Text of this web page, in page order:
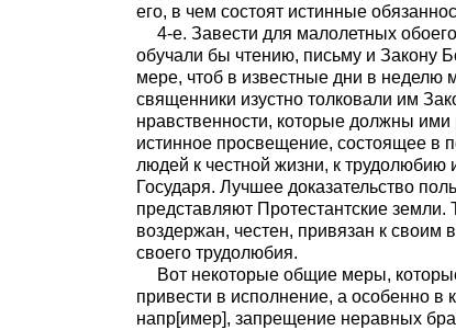
его, в чем состоят истинные
4-е. Завести для малолетных
обучали бы чтению, письму и Закону
мере, чтоб в известные дни в неделю
священники изустно толковали им
нравственности, которые должны
истинное просвещение, состоящее в
людей к честной жизни, к трудолюбию
Государя. Лучшее доказательство
представляют Протестантские земли.
воздержан, честен, привязан к своим
своего трудолюбия.
Вот некоторые общие меры,
привести в исполнение, а особенно в
напр[имер], запрещение неравных